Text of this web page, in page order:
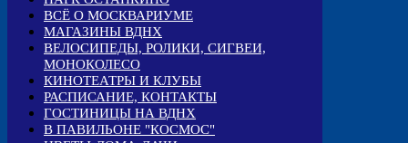
ВСЁ О МОСКВАРИУМЕ
МАГАЗИНЫ ВДНХ
ВЕЛОСИПЕДЫ, РОЛИКИ, СИГВЕИ,
МОНОКОЛЕСО
КИНОТЕАТРЫ И КЛУБЫ
РАСПИСАНИЕ, КОНТАКТЫ
ГОСТИНИЦЫ НА ВДНХ
В ПАВИЛЬОНЕ "КОСМОС"